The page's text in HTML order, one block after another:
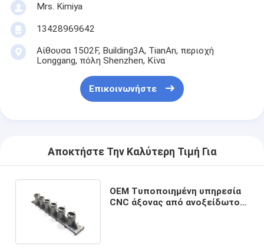
Mrs. Kimiya
13428969642
Αίθουσα 1502F, Building3A, TianAn, περιοχή
Longgang, πόλη Shenzhen, Κίνα
Επικοινωνήστε
Αποκτήστε Την Καλύτερη Τιμή Για
OEM Τυποποιημένη υπηρεσία
CNC άξονας από ανοξείδωτο